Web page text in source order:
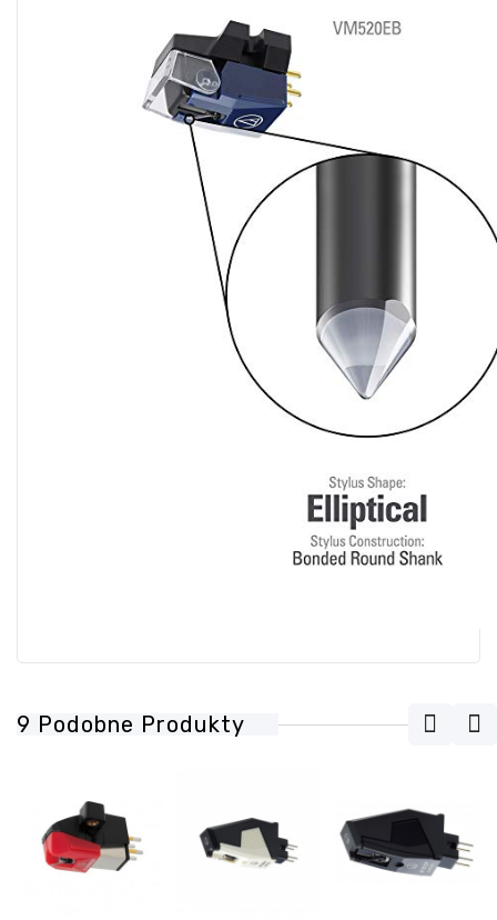
9 Podobne Produkty